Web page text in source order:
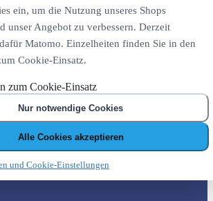
ein, um die Nutzung unseres Shops
unser Angebot zu verbessern. Derzeit
Matomo. Einzelheiten finden Sie in den
Cookie-Einsatz.
zum Cookie-Einsatz
Nur notwendige Cookies
Alle Cookies akzeptieren
und Cookie-Einstellungen